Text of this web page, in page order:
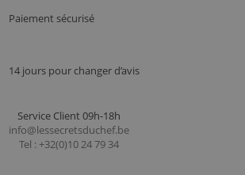
Paiement sécurisé
14 jours pour changer d’avis
Service Client 09h-18h
info@lessecretsduchef.be
Tel : +32(0)10 24 79 34